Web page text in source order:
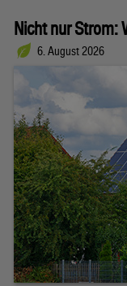
Nicht nur Strom:
6. August 2026